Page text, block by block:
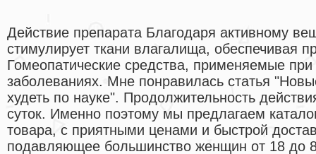
Действие препарата Благодаря активному
стимулирует ткани влагалища, обеспечивая
Гомеопатические средства, применяемые при
заболеваниях. Мне понравилась статья
худеть по науке". Продолжительность
суток. Именно поэтому мы предлагаем
товара, с приятными ценами и быстрой
подавляющее большинство женщин от 18 до